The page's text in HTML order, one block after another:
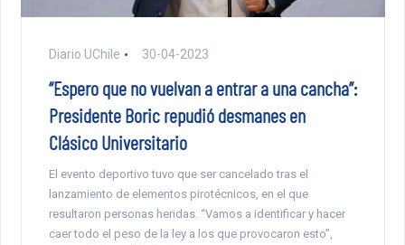
Diario UChile 30-04-2023
“Espero que no vuelvan a entrar a una cancha”:
Presidente Boric repudió desmanes en
Clásico Universitario
El evento deportivo tuvo que ser cancelado tras el
lanzamiento de elementos pirotécnicos, en el que
resultaron personas heridas. “Vamos a identificar y hacer
caer todo el peso de la ley a los que provocaron esto”,